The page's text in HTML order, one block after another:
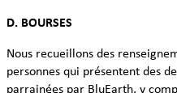
D. BOURSES
Nous recueillons des
personnes qui présentent des
parrainées par BluEarth, y